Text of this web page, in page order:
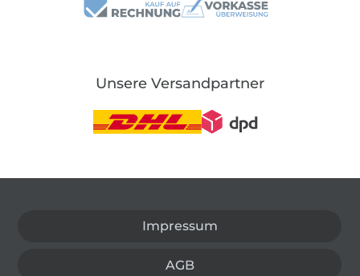
Unsere Versandpartner
Impressum
AGB